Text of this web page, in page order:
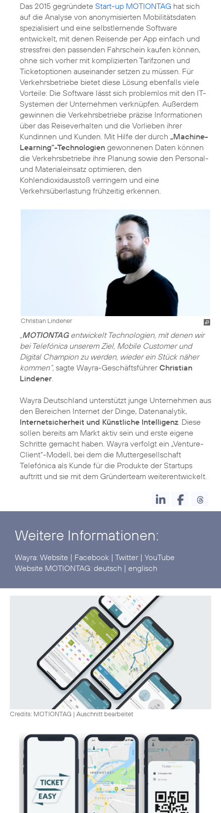
Das 2015 gegründete Start-up MOTIONTAG hat sich
auf die Analyse von anonymisierten Mobilitätsdaten
spezialisiert und eine selbstlernende Software
entwickelt, mit denen Reisende per App einfach und
stressfrei den passenden Fahrschein kaufen können,
ohne sich vorher mit komplizierten Tarifzonen und
Ticketoptionen auseinander setzen zu müssen. Für
Verkehrsbetriebe bietet diese Lösung ebenfalls viele
Vorteile: Die Software lässt sich problemlos mit den IT-
Systemen der Unternehmen verknüpfen. Außerdem
gewinnen die Verkehrsbetriebe präzise Informationen
über das Reiseverhalten und die Vorlieben ihrer
Kundinnen und Kunden. Mit Hilfe der durch „Machine-
Learning“-Technologien gewonnenen Daten können
die Verkehrsbetriebe ihre Planung sowie den Personal-
und Materialeinsatz optimieren, den
Kohlendioxidausstoß verringern und eine
Verkehrsüberlastung frühzeitig erkennen.
Christian Lindener
MOTIONTAGentwickelt Technologien, mit denen wir
bei Telefónica unserem Ziel, Mobile Customer und
Digital Champion zu werden, wieder ein Stück näher
kommen“, sagte Wayra-GeschäftsführerChristian
Lindener
Wayra Deutschland unterstützt junge Unternehmen aus
den Bereichen Internet der Dinge, Datenanalytik,
Internetsicherheit und Künstliche Intelligenz . Diese
sollen bereits am Markt aktiv sein und erste eigene
Schritte gemacht haben. Wayra verfolgt ein „Venture-
Client“-Modell, bei dem die Muttergesellschaft
Telefónica als Kunde für die Produkte der Startups
auftritt und sie mit dem Gründerteam weiterentwickelt.
Weitere Informationen:
Wayra: Website | Facebook | Twitter| YouTube
Website MOTIONTAG: deutsch | englisch
Credits: MOTIONTAG | Auschnitt bearbeitet